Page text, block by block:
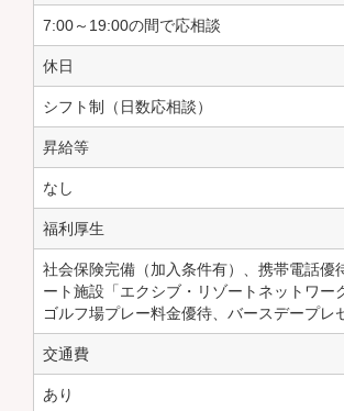
7:00～19:00の間で応相談
休日
シフト制（日数応相談）
昇給等
なし
福利厚生
社会保険完備（加入条件有）、携帯電話優
ート施設「エクシブ・リゾートネットワー
ゴルフ場プレー料金優待、バースデープレ
交通費
あり